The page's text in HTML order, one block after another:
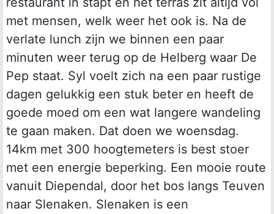
met mensen, welk weer het ook is. Na de
verlate lunch zijn we binnen een paar
minuten weer terug op de Helberg waar De
Pep staat. Syl voelt zich na een paar rustige
dagen gelukkig een stuk beter en heeft de
goede moed om een wat langere wandeling
te gaan maken. Dat doen we woensdag.
14km met 300 hoogtemeters is best stoer
met een energie beperking. Een mooie route
vanuit Diependal, door het bos langs Teuven
naar Slenaken. Slenaken is een